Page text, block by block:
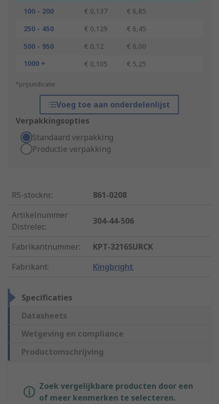
100 - 200
€ 0,137
€ 6,85
250 - 450
€ 0,129
€ 6,45
500 - 950
€ 0,12
€ 6,00
1000 +
€ 0,105 € 5,25
*prijsindicatie
Voeg toe aan onderdelenlijst
Verpakkingsopties
Standaard verpakking
Productie verpakking
RS-stocknr.:
861-0208
Artikelnummer
Distrelec:
304-44-506
Fabrikantnummer:
KPT-3216SURCK
Fabrikant: Kingbright
Specificaties
Datasheets
Wetgeving en compliance
Productomschrijving
Zoek vergelijkbare producten door een
of meer kenmerken te selecteren.